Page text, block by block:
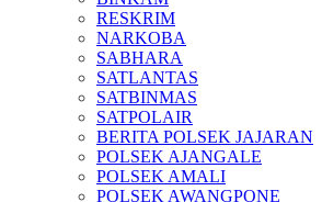
RESKRIM
NARKOBA
SABHARA
SATLANTAS
SATBINMAS
SATPOLAIR
BERITA POLSEK JAJARAN
POLSEK AJANGALE
POLSEK AMALI
POLSEK AWANGPONE